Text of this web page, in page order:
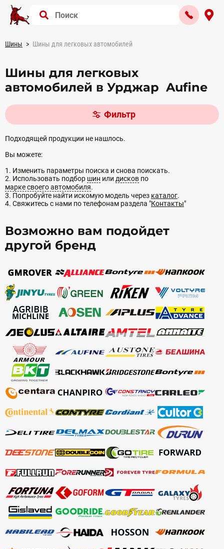
Шины Шины для легковых автомобилей
Шины для легковых
автомобилей в Урджар Aufine
Фильтр
Подходящей продукции не нашлось.
Вы можете:
1. Изменить параметры поиска и снова поискать.
2. Использовать подбор шин или дисков по
марке своего автомобиля.
3. Попробуйте найти искомую модель через каталог.
4. Свяжитесь с нами по телефонам раздела "Контакты"
Возможно вам подойдет
другой бренд